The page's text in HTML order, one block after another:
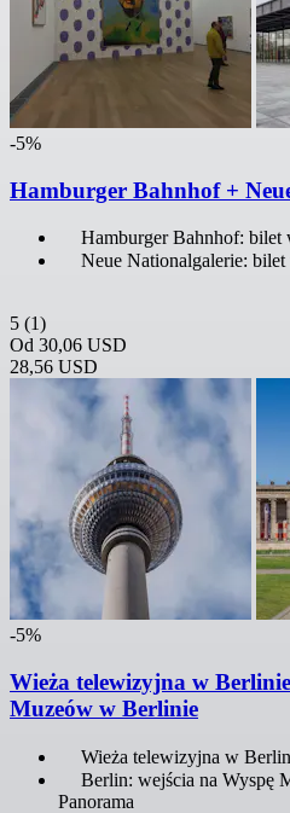
-5%
Hamburger Bahnhof +
Hamburger Bahnhof: bilet
Neue Nationalgalerie: bilet
5 (1)
Od 30,06 USD
28,56 USD
-5%
Wieża telewizyjna w
Muzeów w Berlinie
Wieża telewizyjna w
Berlin: wejścia na Wyspę
Panorama